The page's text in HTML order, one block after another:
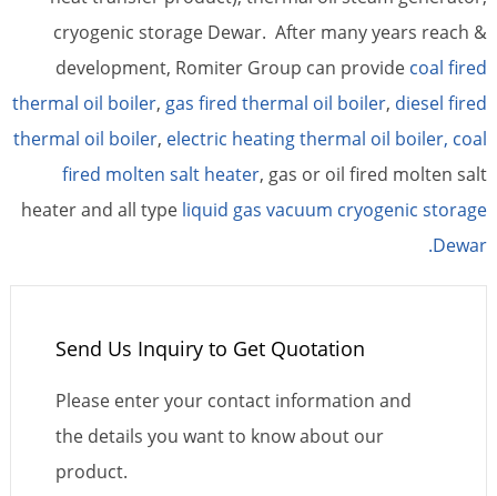
cryogenic storage Dewar. After many years reach &
development, Romiter Group can provide coal fired
thermal oil boiler, gas fired thermal oil boiler, diesel fired
thermal oil boiler, electric heating thermal oil boiler, coal
fired molten salt heater, gas or oil fired molten salt
heater and all type liquid gas vacuum cryogenic storage
Dewar.
Send Us Inquiry to Get Quotation
Please enter your contact information and
the details you want to know about our
product.